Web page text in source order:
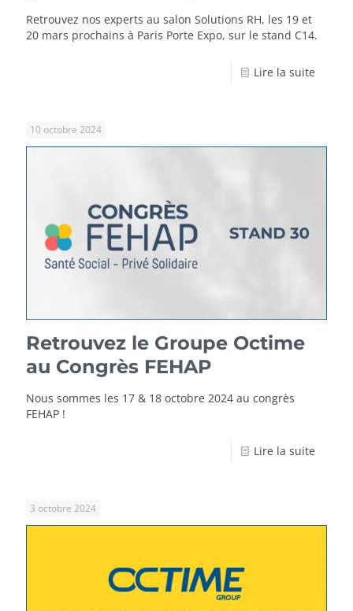
Retrouvez nos experts au salon Solutions RH, les 19 et
20 mars prochains à Paris Porte Expo, sur le stand C14.
Lire la suite
10 octobre 2024
Retrouvez le Groupe Octime
au Congrès FEHAP
Nous sommes les 17 & 18 octobre 2024 au congrès
FEHAP !
Lire la suite
3 octobre 2024